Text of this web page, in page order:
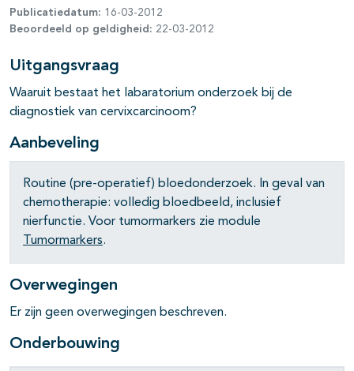
open- en dichtklappen
open- en dichtklappen
open- en dichtklappen
Publicatiedatum: 16-03-2012
Beoordeeld op geldigheid: 22-03-2012
Uitgangsvraag
Waaruit bestaat het labaratorium onderzoek bij de
diagnostiek van cervixcarcinoom?
Aanbeveling
Routine (pre-operatief) bloedonderzoek. In geval van
chemotherapie: volledig bloedbeeld, inclusief
nierfunctie. Voor tumormarkers zie module
Tumormarkers.
Overwegingen
Er zijn geen overwegingen beschreven.
Onderbouwing